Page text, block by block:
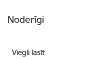
Noderīgi
Viegli lasīt